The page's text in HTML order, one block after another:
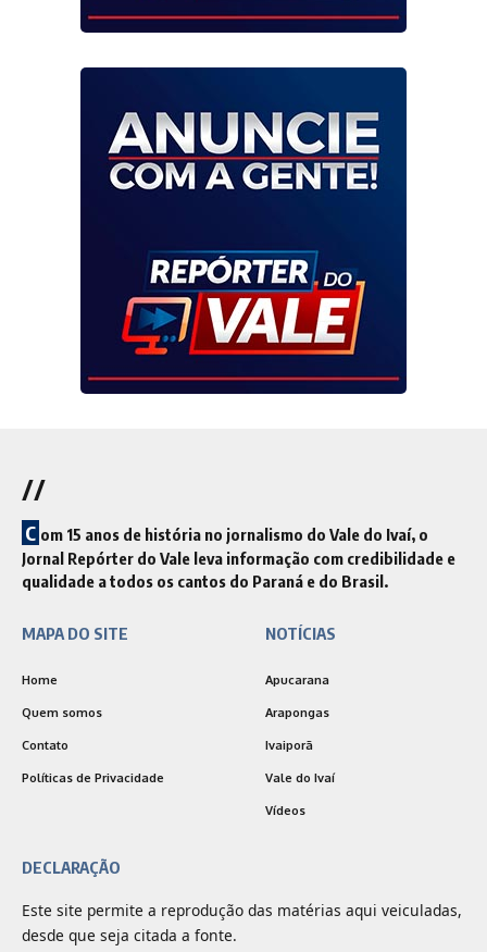
//
C om 15 anos de história no jornalismo do Vale do Ivaí, o
Jornal Repórter do Vale leva informação com credibilidade e
qualidade a todos os cantos do Paraná e do Brasil.
MAPA DO SITE
Home
Quem somos
Contato
Políticas de Privacidade
NOTÍCIAS
Apucarana
Arapongas
Ivaiporã
Vale do Ivaí
Vídeos
DECLARAÇÃO
Este site permite a reprodução das matérias aqui veiculadas,
desde que seja citada a fonte.